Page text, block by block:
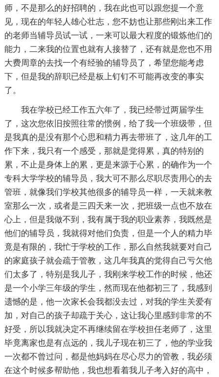
师，不是那么的好招聘的，我在此也可以跟您提一个意
见，现在的年轻人雄心壮志，您不妨也让那些刚出来工作
的老师当辅导员试一试，一来可以最大程度的锻炼他们的
能力，二来我的位置也就有人接替了，还有就是您也不用
大费周章的去找一个有经验的辅导员了，希望您能考虑
下，但是我的辞职已经是板上钉钉不可能再改变的事实
了。
我在学校已经工作五六年了，我已经带过两届学生
了，这次您依旧按照往常的惯例，给了我一个班级带，但
是我真的是没有那个心思和精力再去带班了，这几年的工
作下来，我只有一个感受，那就是觉得累，真的特别的
累，不止是身体上的累，更是来源于心累，的确作为一个
专科大学学校的辅导员，我大可不那么尽职尽责用心的去
管班，就像我们学校其他很多的辅导员一样，一天就来教
室那么一次，或者是三四天来一次，把班级一点也不放在
心上，但是我做不到，我有属于我的职业素养，我既然是
他们的辅导员，我就得对他们负责，但是一个人的精力毕
竟是有限的，我忙于学校的工作，那么自然我就要对自己
的家庭孩子就会疏于管教，这几年我真的觉得自己亏欠他
们太多了，特别是我儿子，我刚来学校工作的时候，他还
是一个小学三年级的学生，然而现在他都初三了，我感到
遗憾的是，他一次家长会我都没去过，对我的学生关爱有
加，对自己的孩子却疏于关心，这让我心里感到非常的不
好受，所以我就决定不再继续留在学校担任老师了，这里
毕竟离家也是有点远的，我儿子现在初三了，他的学业我
一次都不曾过问，都是他妈妈在尽心尽力的管教，我必须
在这个时候多帮助他，我也想看着我儿子考入好的高中，